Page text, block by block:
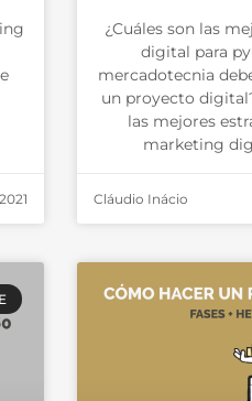
¿Cuáles son las
digital para
mercadotecnia
un proyecto
las mejores
marketing
Cláudio Inácio